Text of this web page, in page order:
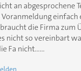
an abgesprochene
einfach
die Firma zum
nicht so vereinbart
Fa nicht......